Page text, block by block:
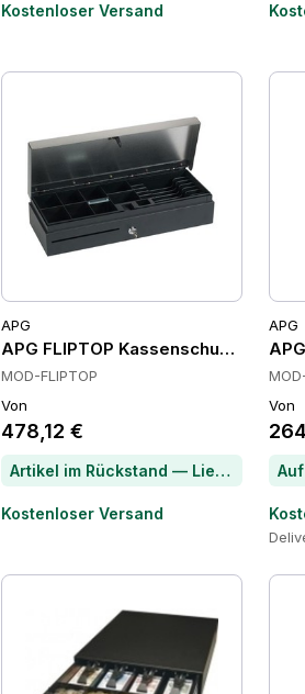
Kostenloser Versand
APG
APG FLIPTOP Kassenschubladen
MOD-FLIPTOP
Von
478,12 €
Artikel im Rückstand — Lieferzeit per Chat erfragen
Kostenloser Versand
APG
Von